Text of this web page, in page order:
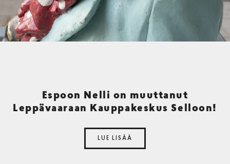
Espoon Nelli on muuttanut
Leppävaaraan Kauppakeskus Selloon!
LUE LISÄÄ